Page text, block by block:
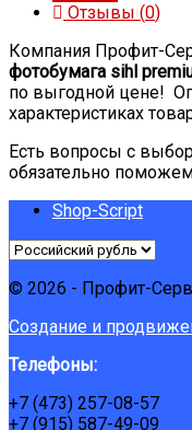
Отзывы (0)
Компания Профит-
фотобумага sihl
по выгодной цене!
характеристиках
Есть вопросы с
обязательно
Shop-Script
© 2026 - Профит-
Создание и
Телефоны:
+7 (473) 257-08-57
+7 (915) 587-49-09